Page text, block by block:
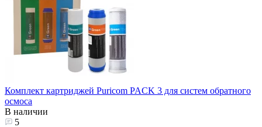
Комплект картриджей Puricom PACK 3 для систем обратного
осмоса
В наличии
5